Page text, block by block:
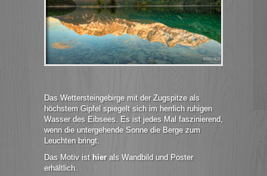
Das Wettersteingebirge mit der Zugspitze als
höchstem Gipfel spiegelt sich im herrlich ruhigen
Wasser des Eibsees. Es ist jedes Mal faszinierend,
wenn die untergehende Sonne die Berge zum
Leuchten bringt.
Das Motiv ist hierals Wandbild und Poster
erhältlich.